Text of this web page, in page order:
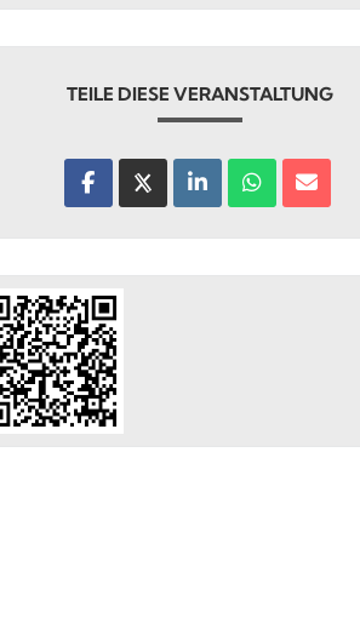
TEILE DIESE VERANSTALTUNG